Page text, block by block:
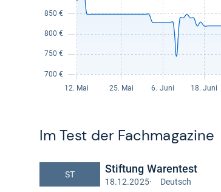
Im Test der Fach­ma­ga­zine
ST Stiftung Warentest
18.12.2025· Deutsch
Test